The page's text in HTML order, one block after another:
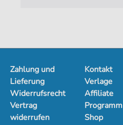
Zahlung und
Lieferung
Widerrufsrecht
Vertrag
widerrufen
Kontakt
Verlage
Affiliate
Programm
Shop